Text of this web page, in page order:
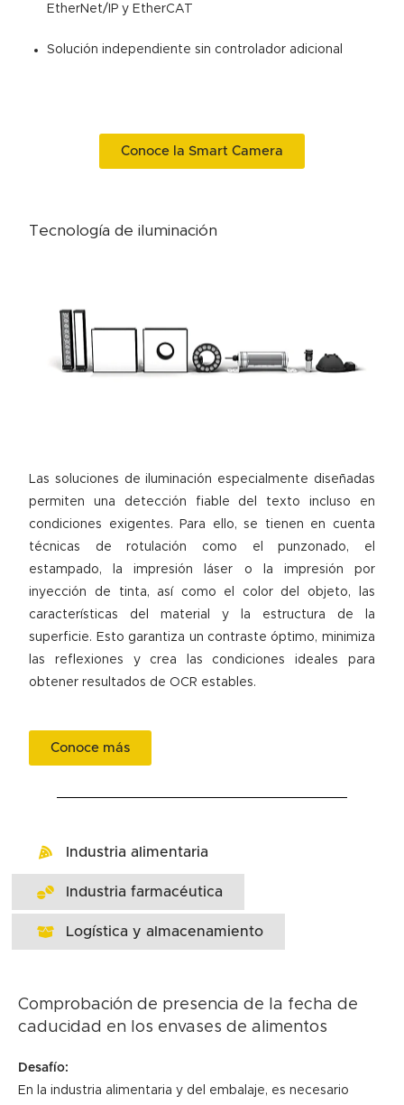
EtherNet/IP y EtherCAT
Solución independiente sin controlador adicional
Conoce la Smart Camera
Tecnología de iluminación
Las soluciones de iluminación especialmente diseñadas
permiten una detección fiable del texto incluso en
condiciones exigentes. Para ello, se tienen en cuenta
técnicas de rotulación como el punzonado, el
estampado, la impresión láser o la impresión por
inyección de tinta, así como el color del objeto, las
características del material y la estructura de la
superficie. Esto garantiza un contraste óptimo, minimiza
las reflexiones y crea las condiciones ideales para
obtener resultados de OCR estables.
Conoce más
Industria alimentaria
Industria farmacéutica
Logística y almacenamiento
Comprobación de presencia de la fecha de
caducidad en los envases de alimentos
Desafío:
En la industria alimentaria y del embalaje, es necesario